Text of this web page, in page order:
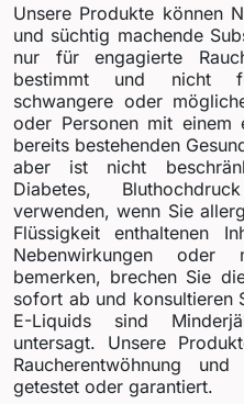
Unsere Produkte können
und süchtig machende
nur für engagierte
bestimmt und nicht
schwangere oder
oder Personen mit einem
bereits bestehenden
aber ist nicht
Diabetes,
verwenden, wenn Sie
Flüssigkeit enthaltenen
Nebenwirkungen oder
bemerken, brechen Sie
sofort ab und konsultieren
E-Liquids sind
untersagt. Unsere
Raucherentwöhnung
getestet oder garantiert.